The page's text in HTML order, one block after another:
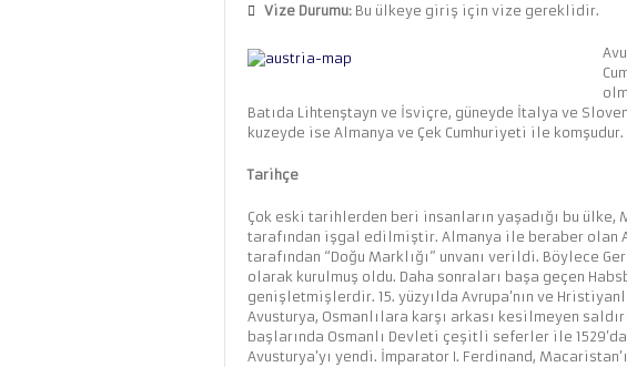
Vize Durumu: Bu ülkeye giriş için vize gereklidir.
Batıda Lihtenştayn ve İsviçre, güneyde İtalya ve
kuzeyde ise Almanya ve Çek Cumhuriyeti ile komşudur.
Tarihçe
Çok eski tarihlerden beri insanların yaşadığı bu ülke,
tarafından işgal edilmiştir. Almanya ile beraber olan
tarafından “Doğu Marklığı” unvanı verildi. Böylece
olarak kurulmuş oldu. Daha sonraları başa geçen
genişletmişlerdir. 15. yüzyılda Avrupa’nın ve
Avusturya, Osmanlılara karşı arkası kesilmeyen
başlarında Osmanlı Devleti çeşitli seferler ile 1529’da
Avusturya’yı yendi. İmparator I. Ferdinand,